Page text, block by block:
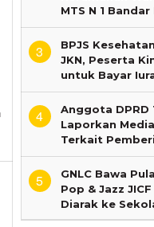
MTS N 1
3
BPJS
JKN, Peserta
untuk Bayar
4
Anggota DPRD
Laporkan
Terkait
5
GNLC Bawa
Pop & Jazz
Diarak ke